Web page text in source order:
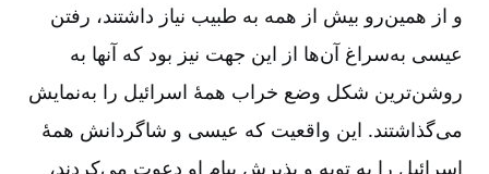
و از همین‌رو بیش از همه به طبیب نیاز داشتند، رفتن
عیسی به‌سراغ آن‌ها از این جهت نیز بود که آنها به
روشن‌ترین شکل وضع خراب همۀ اسرائیل را به‌نمایش
می‌گذاشتند. این واقعیت که عیسی و شاگردانش همۀ
اسرائیل را به توبه و پذیرش پیام او دعوت می‌کردند،